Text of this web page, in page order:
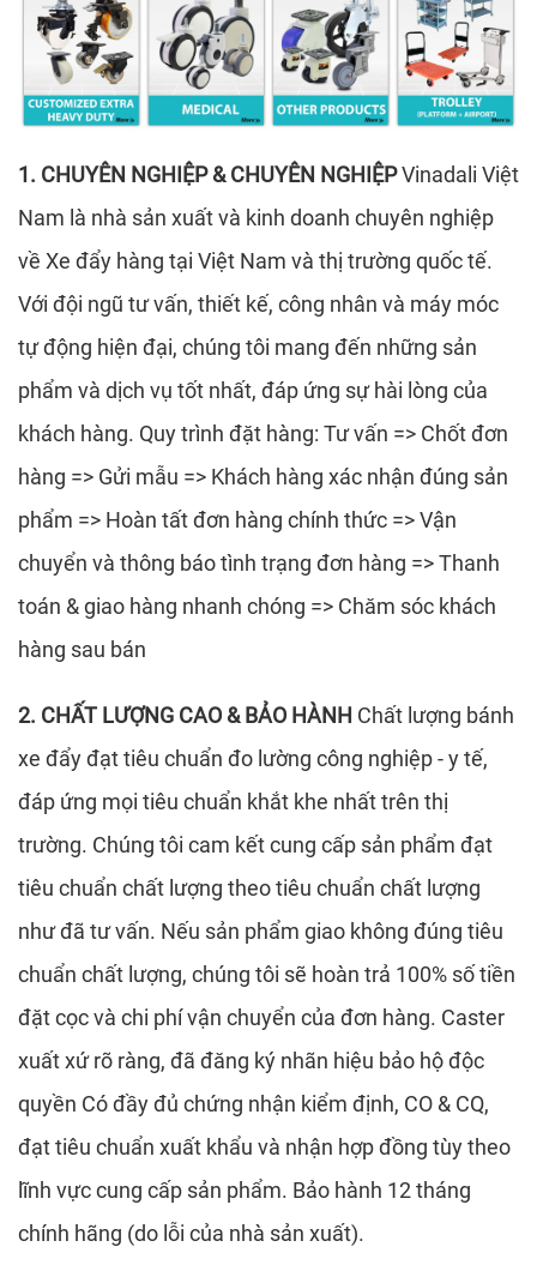
1. CHUYÊN NGHIỆP & CHUYÊN NGHIỆPVinadali Việt
Nam là nhà sản xuất và kinh doanh chuyên nghiệp
về Xe đẩy hàng tại Việt Nam và thị trường quốc tế.
Với đội ngũ tư vấn, thiết kế, công nhân và máy móc
tự động hiện đại, chúng tôi mang đến những sản
phẩm và dịch vụ tốt nhất, đáp ứng sự hài lòng của
khách hàng. Quy trình đặt hàng: Tư vấn => Chốt đơn
hàng => Gửi mẫu => Khách hàng xác nhận đúng sản
phẩm => Hoàn tất đơn hàng chính thức => Vận
chuyển và thông báo tình trạng đơn hàng => Thanh
toán & giao hàng nhanh chóng => Chăm sóc khách
hàng sau bán
2. CHẤT LƯỢNG CAO & BẢO HÀNH Chất lượng bánh
xe đẩy đạt tiêu chuẩn đo lường công nghiệp - y tế,
đáp ứng mọi tiêu chuẩn khắt khe nhất trên thị
trường. Chúng tôi cam kết cung cấp sản phẩm đạt
tiêu chuẩn chất lượng theo tiêu chuẩn chất lượng
như đã tư vấn. Nếu sản phẩm giao không đúng tiêu
chuẩn chất lượng, chúng tôi sẽ hoàn trả 100% số tiền
đặt cọc và chi phí vận chuyển của đơn hàng. Caster
xuất xứ rõ ràng, đã đăng ký nhãn hiệu bảo hộ độc
quyền Có đầy đủ chứng nhận kiểm định, CO & CQ,
đạt tiêu chuẩn xuất khẩu và nhận hợp đồng tùy theo
lĩnh vực cung cấp sản phẩm. Bảo hành 12 tháng
chính hãng (do lỗi của nhà sản xuất).